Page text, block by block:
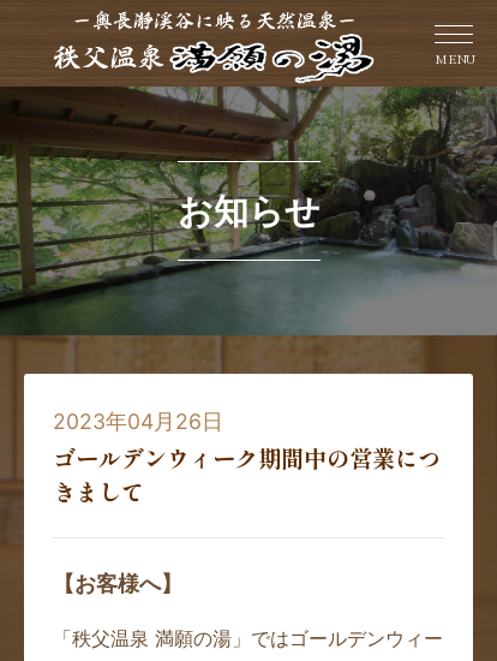
MENU
お知らせ
2023年04月26日
ゴールデンウィーク期間中の営業につ
きまして
【お客様へ】
「秩父温泉 満願の湯」ではゴールデンウィー